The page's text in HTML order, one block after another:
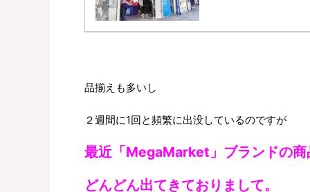
品揃えも多いし
２週間に1回と頻繁に出没しているのですが
最近「MegaMarket」ブランドの商
どんどん出てきておりまして。